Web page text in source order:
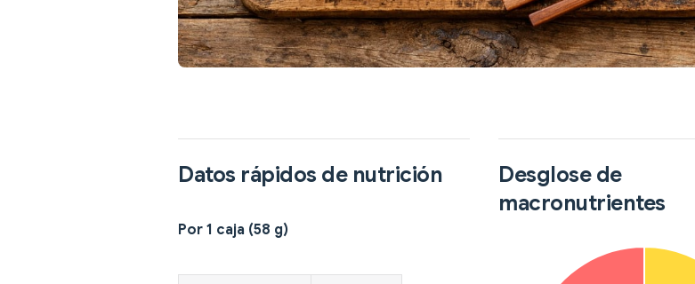
Datos rápidos de nutrición
Por 1 caja (58 g)
Desglose de
macronutrientes